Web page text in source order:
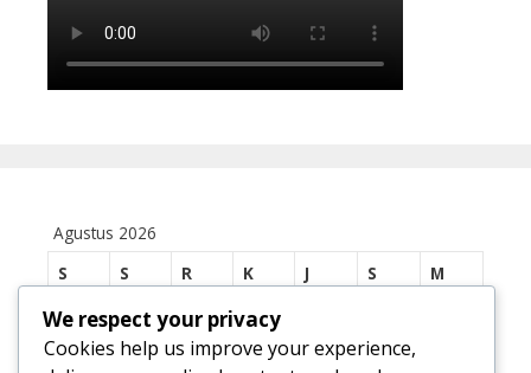
Agustus 2026
S
S R K J S
M
3
4 5 6 8
We respect your privacy
Cookies help us improve your experience,